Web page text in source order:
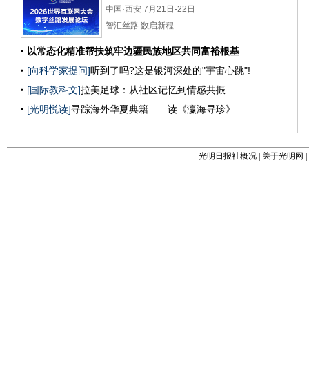
光明日报社概况 关于光明网